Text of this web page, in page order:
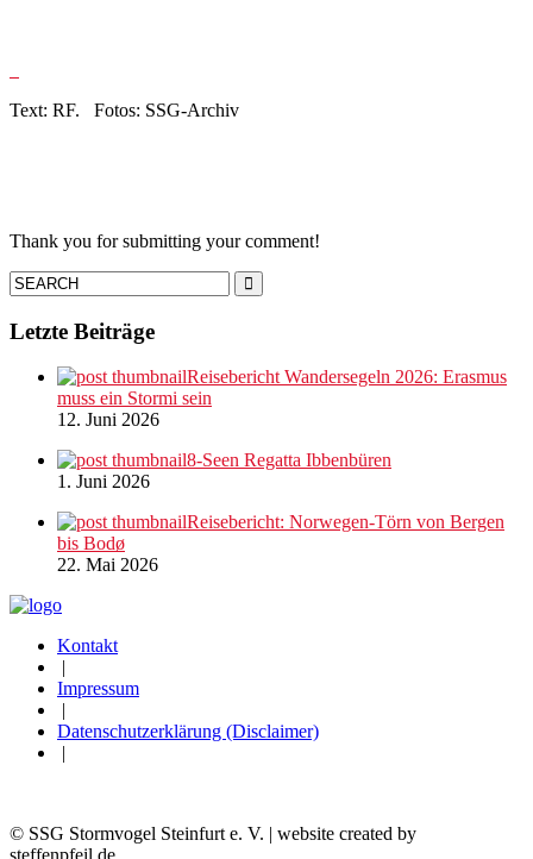
Text: RF. Fotos: SSG-Archiv
Thank you for submitting your comment!
Letzte Beiträge
Reisebericht Wandersegeln 2026: Erasmus
muss ein Stormi sein
12. Juni 2026
8-Seen Regatta Ibbenbüren
1. Juni 2026
Reisebericht: Norwegen-Törn von Bergen
bis Bodø
22. Mai 2026
Kontakt
|
Impressum
|
Datenschutzerklärung (Disclaimer)
|
© SSG Stormvogel Steinfurt e. V. | website created by